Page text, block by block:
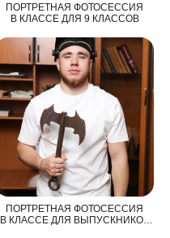
ПОРТРЕТНАЯ ФОТОСЕССИЯ
В КЛАССЕ ДЛЯ 9 КЛАССОВ
ПОРТРЕТНАЯ ФОТОСЕССИЯ
В КЛАССЕ ДЛЯ ВЫПУСКНИКОВ